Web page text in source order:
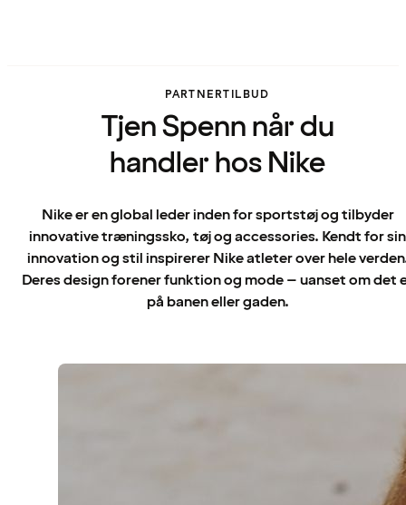
PARTNERTILBUD
Tjen Spenn når du
handler hos Nike
Nike er en global leder inden for sportstøj og tilbyder
innovative træningssko, tøj og accessories. Kendt for sin
innovation og stil inspirerer Nike atleter over hele
Deres design forener funktion og mode – uanset om det
på banen eller gaden.